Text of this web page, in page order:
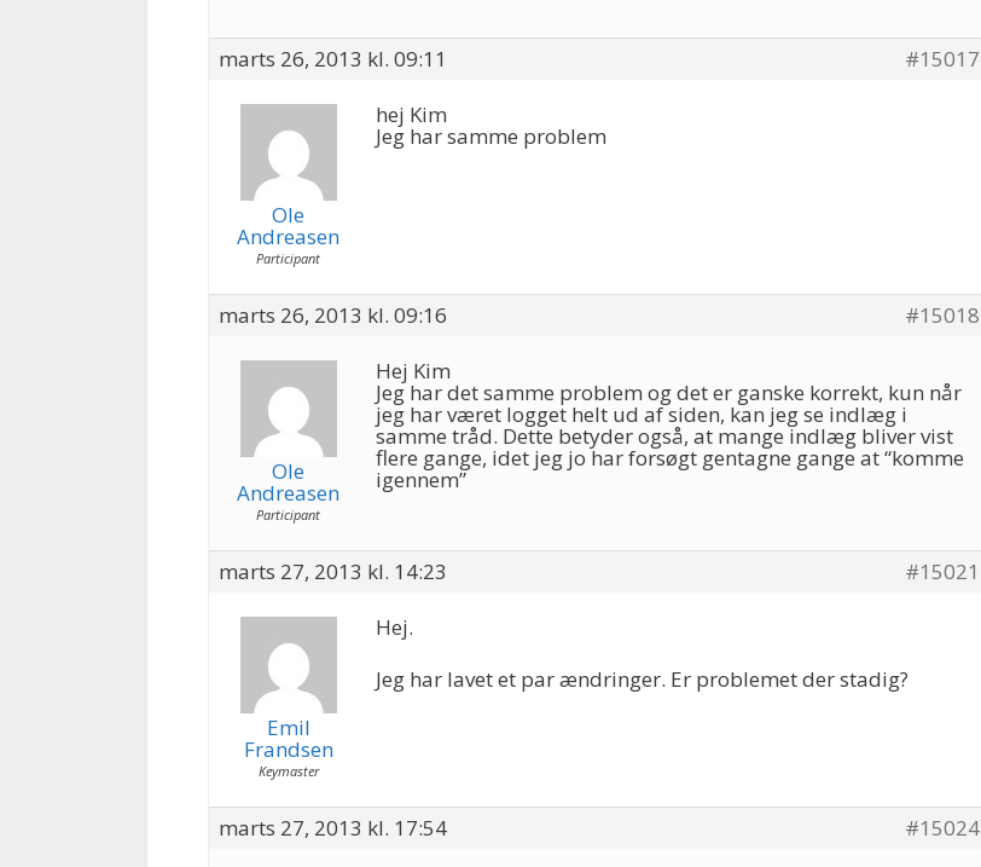
marts 26, 2013 kl. 09:11 #15017
Ole
Andreasen
Participant
hej Kim
Jeg har samme problem
marts 26, 2013 kl. 09:16 #15018
Ole
Andreasen
Participant
Hej Kim
Jeg har det samme problem og det er ganske korrekt, kun når
jeg har været logget helt ud af siden, kan jeg se indlæg i
samme tråd. Dette betyder også, at mange indlæg bliver vist
flere gange, idet jeg jo har forsøgt gentagne gange at “komme
igennem”
marts 27, 2013 kl. 14:23 #15021
Emil
Frandsen
Keymaster
Hej.
Jeg har lavet et par ændringer. Er problemet der stadig?
marts 27, 2013 kl. 17:54 #15024